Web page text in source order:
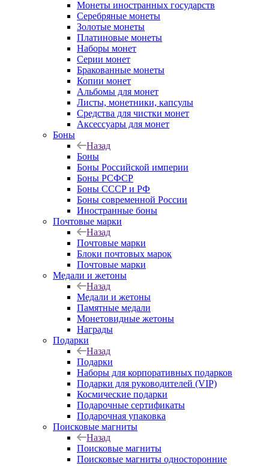
Монеты иностранных государств
Серебряные монеты
Золотые монеты
Платиновые монеты
Наборы монет
Серии монет
Бракованные монеты
Копии монет
Альбомы для монет
Листы, монетники, капсулы
Средства для чистки монет
Аксессуары для монет
Боны
Назад
Боны
Боны Российской империи
Боны РСФСР
Боны СССР и РФ
Боны современной России
Иностранные боны
Почтовые марки
Назад
Почтовые марки
Блоки почтовых марок
Почтовые марки
Медали и жетоны
Назад
Медали и жетоны
Памятные медали
Монетовидные жетоны
Награды
Подарки
Назад
Подарки
Наборы для корпоративных подарков
Подарки для руководителей (VIP)
Космические подарки
Подарочные сертификаты
Подарочная упаковка
Поисковые магниты
Назад
Поисковые магниты
Поисковые магниты односторонние